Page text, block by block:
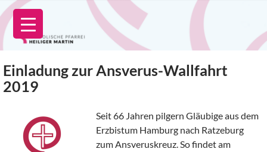
Zum
Inhalt
springen
Einladung zur Ansverus-Wallfahrt
2019
Seit 66 Jahren pilgern Gläubige aus dem
Erzbistum Hamburg nach Ratzeburg
zum Ansveruskreuz. So findet am